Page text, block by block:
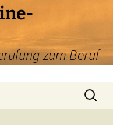
zum Beruf
Suchen
nach: